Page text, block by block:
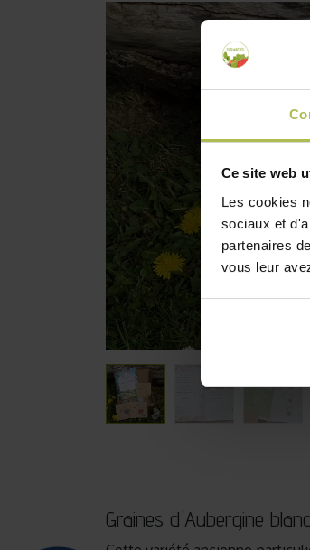
Ce site web
Les cookies
sociaux et
partenaires
vous leur
Graines d'Aubergine